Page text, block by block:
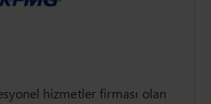
hizmetler firması olan